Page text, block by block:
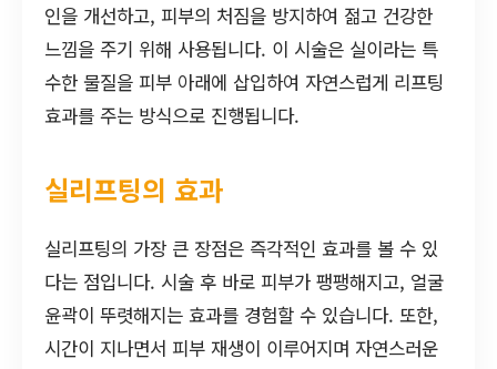
인을 개선하고, 피부의 처짐을 방지하여 젊고 건강한
느낌을 주기 위해 사용됩니다. 이 시술은 실이라는 특
수한 물질을 피부 아래에 삽입하여 자연스럽게 리프팅
효과를 주는 방식으로 진행됩니다.
실리프팅의 효과
실리프팅의 가장 큰 장점은 즉각적인 효과를 볼 수 있
다는 점입니다. 시술 후 바로 피부가 팽팽해지고, 얼굴
윤곽이 뚜렷해지는 효과를 경험할 수 있습니다. 또한,
시간이 지나면서 피부 재생이 이루어지며 자연스러운